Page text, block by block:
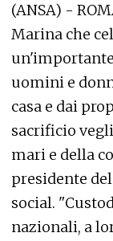
(ANSA) -
Marina che
uomini e
casa e dai
sacrificio
mari e della
presidente
social.
nazionali, a